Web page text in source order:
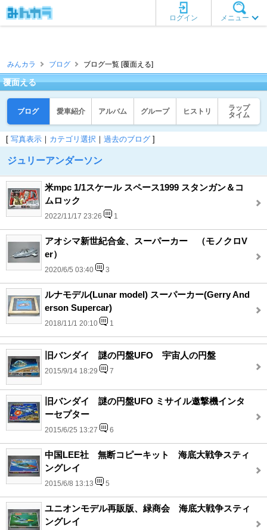
メニュー
ログイン
みんカラ ブログ ブログ一覧 [覆面える]
覆面える
ブログ 愛車紹介 アルバム グループ ヒストリ
ラップ
タイム
[ 写真表示 ｜ カテゴリ選択 ｜ 過去のブログ ]
ジュリーアンダーソン
米mpc 1/1スケール スペース1999 スタンガン＆コ
ムロック
2022/11/17 23:26 1
アオシマ新世紀合金、スーパーカー （モノクロV
er）
2020/6/5 03:40 3
ルナモデル(Lunar model) スーパーカー(Gerry And
erson Supercar)
2018/11/1 20:10 1
旧バンダイ 謎の円盤UFO 宇宙人の円盤
2015/9/14 18:29 7
旧バンダイ 謎の円盤UFO ミサイル邀撃機インタ
ーセプター
2015/6/25 13:27 6
中国LEE社 無断コピーキット 海底大戦争スティ
ングレイ
2015/6/8 13:13 5
ユニオンモデル再販版、緑商会 海底大戦争スティ
ングレイ